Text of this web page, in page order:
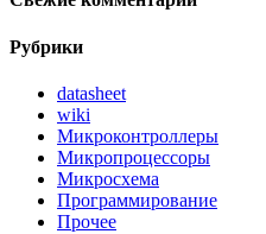
Рубрики
datasheet
wiki
Микроконтроллеры
Микропроцессоры
Микросхема
Программирование
Прочее